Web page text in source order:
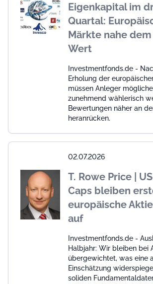
Eigenkapital im
Quartal:
Märkte nahe
Wert
Investmentfonds.de -
Erholung der
müssen Anleger
zunehmend wählerisch
Bewertungen näher an
heranrücken.
02.07.2026
T. Rowe Price |
Caps bleiben
europäische
auf
Investmentfonds.de -
Halbjahr: Wir bleiben bei
übergewichtet, was eine
Einschätzung
soliden